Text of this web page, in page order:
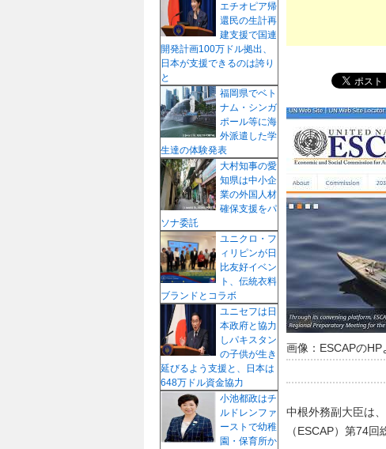
画像：ESCAPのHP
中根外務副大臣は
（ESCAP）第74回
エチオピア帰
還民の生計再
建支援で国連
開発計画100万ドル拠出、
日本が支援できるのは誇り
と
福岡県でベト
ナム・シンガ
ポール等に海
外派遣した学
生達の体験発表
大村知事の愛
知県は中小企
業の外国人材
確保支援をパ
ソナ委託
ユニクロ・フ
ィリピンが日
比友好イベン
ト、伝統衣料
ブランドとコラボ
ユニセフは日
本政府と協力
しパキスタン
の子供が生き
延びるよう支援と、日本は
648万ドル資金協力
小池都政はチ
ルドレンファ
ーストで幼稚
園・保育所か